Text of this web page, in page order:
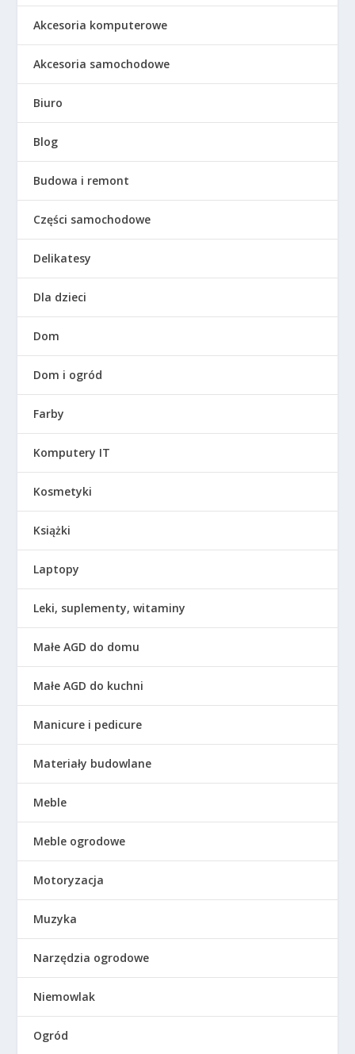
Akcesoria komputerowe
Akcesoria samochodowe
Biuro
Blog
Budowa i remont
Części samochodowe
Delikatesy
Dla dzieci
Dom
Dom i ogród
Farby
Komputery IT
Kosmetyki
Książki
Laptopy
Leki, suplementy, witaminy
Małe AGD do domu
Małe AGD do kuchni
Manicure i pedicure
Materiały budowlane
Meble
Meble ogrodowe
Motoryzacja
Muzyka
Narzędzia ogrodowe
Niemowlak
Ogród